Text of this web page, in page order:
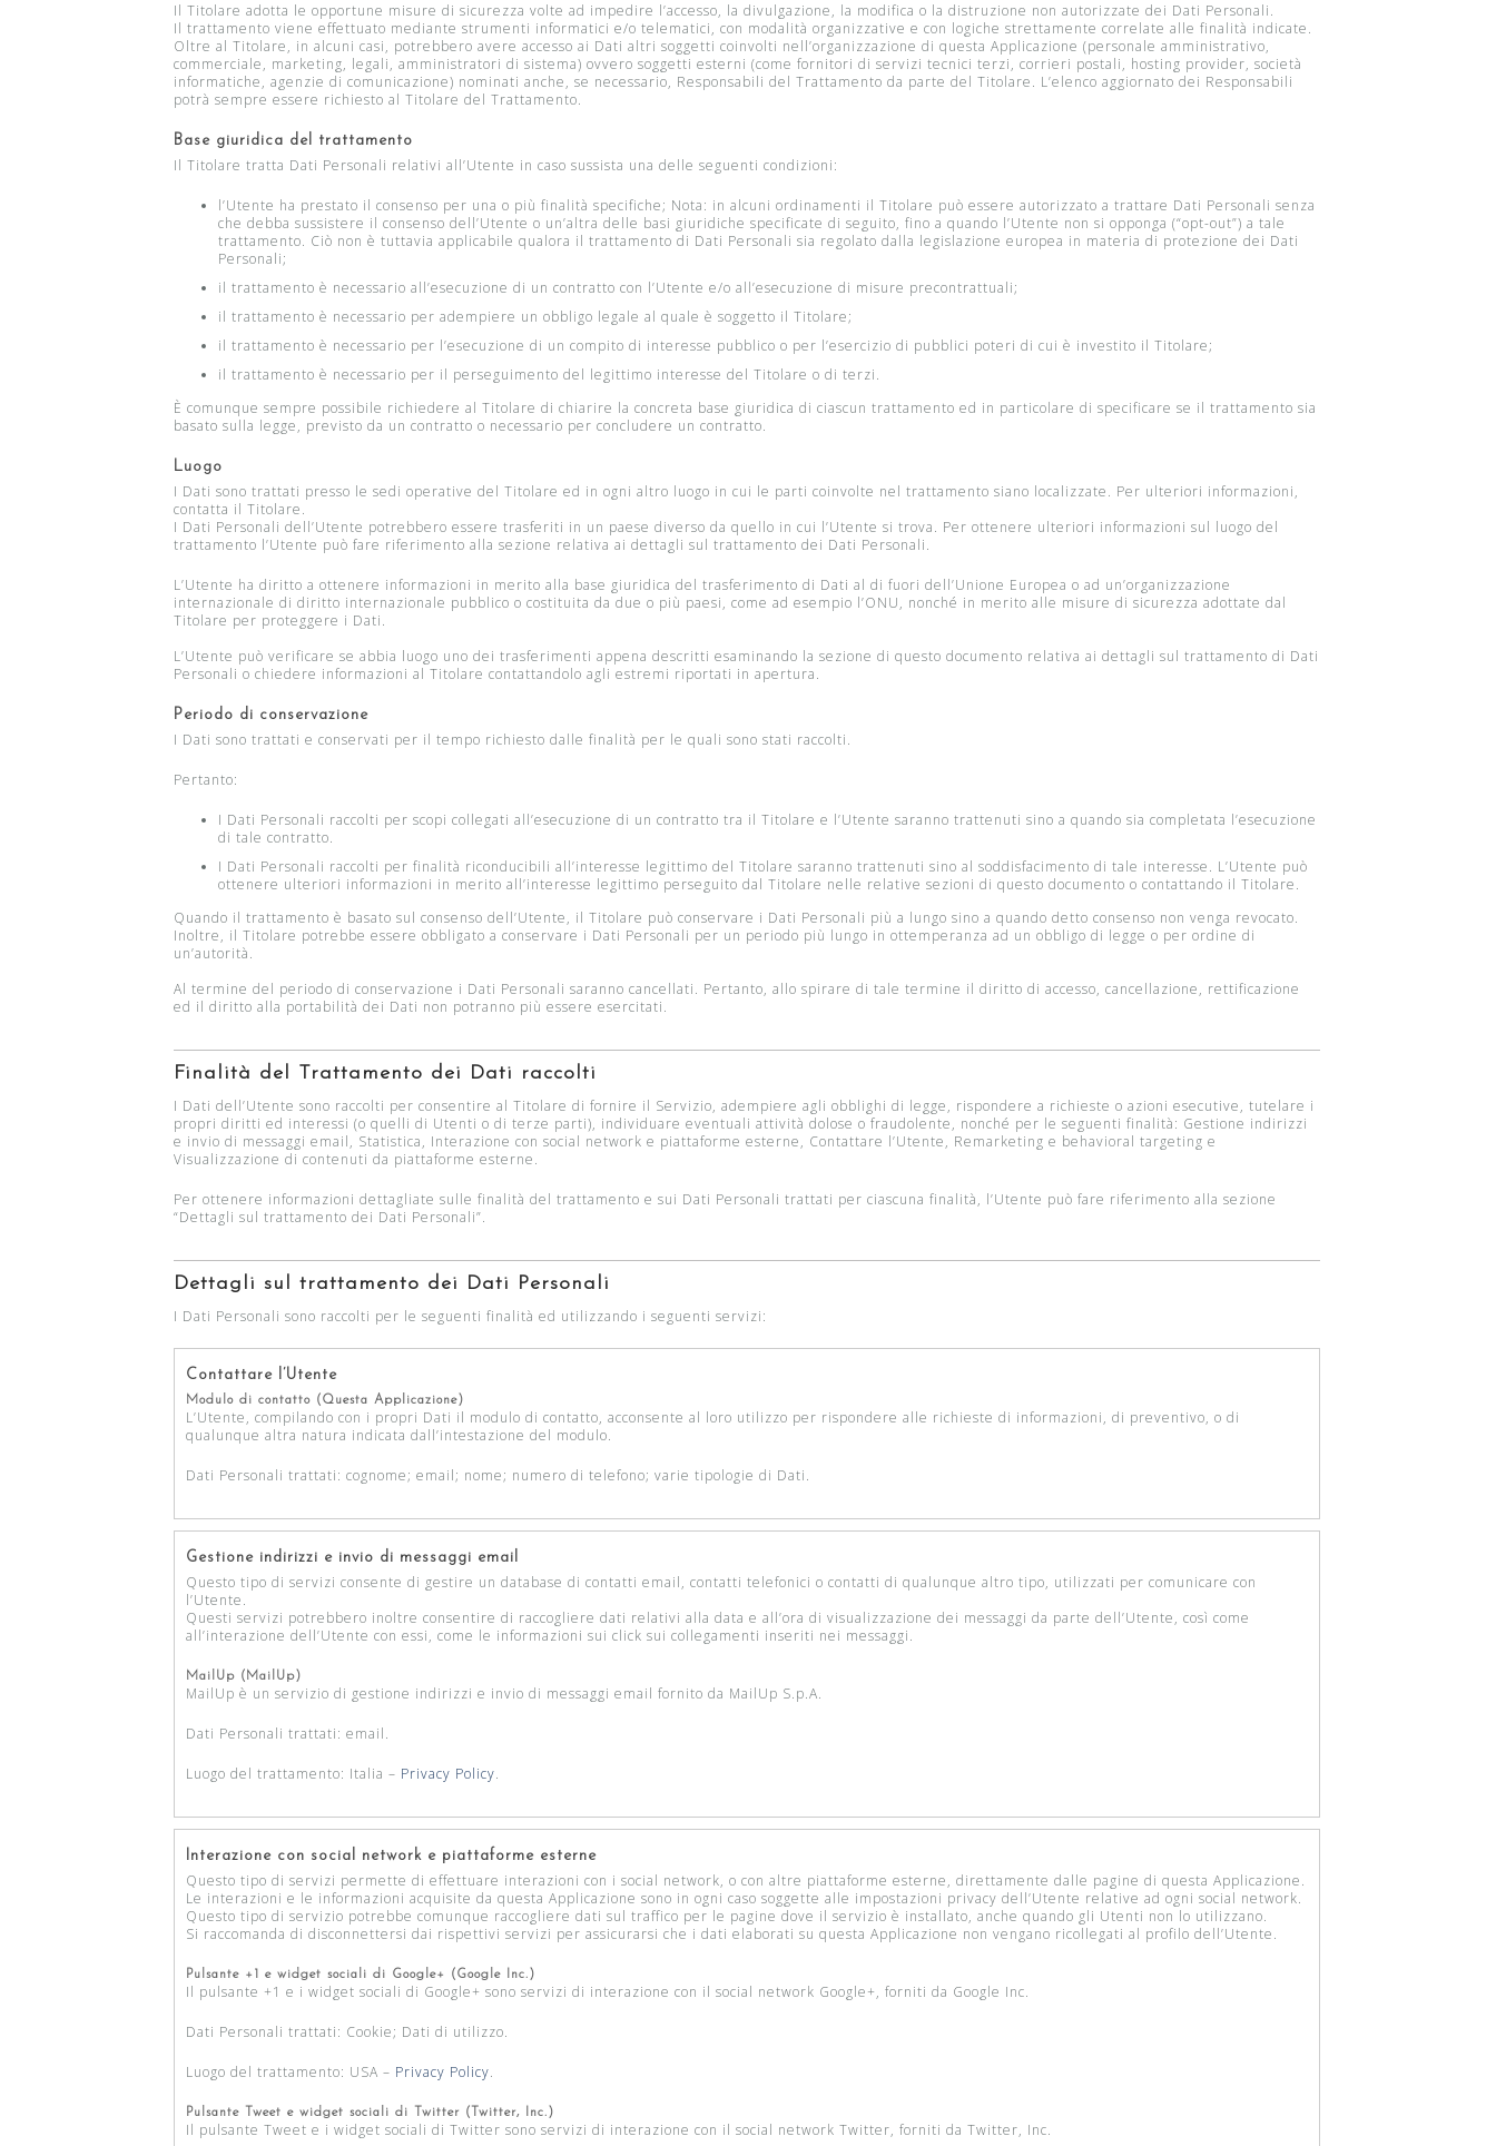
Il Titolare adotta le opportune misure di sicurezza volte ad impedire l’accesso, la divulgazione, la modifica o la distruzione non autorizzate dei Dati Personali.
Il trattamento viene effettuato mediante strumenti informatici e/o telematici, con modalità organizzative e con logiche strettamente correlate alle finalità indicate.
Oltre al Titolare, in alcuni casi, potrebbero avere accesso ai Dati altri soggetti coinvolti nell’organizzazione di questa Applicazione (personale amministrativo,
commerciale, marketing, legali, amministratori di sistema) ovvero soggetti esterni (come fornitori di servizi tecnici terzi, corrieri postali, hosting provider, società
informatiche, agenzie di comunicazione) nominati anche, se necessario, Responsabili del Trattamento da parte del Titolare. L’elenco aggiornato dei Responsabili
potrà sempre essere richiesto al Titolare del Trattamento.
Base giuridica del trattamento
Il Titolare tratta Dati Personali relativi all’Utente in caso sussista una delle seguenti condizioni:
l’Utente ha prestato il consenso per una o più finalità specifiche; Nota: in alcuni ordinamenti il Titolare può essere autorizzato a trattare Dati Personali senza
che debba sussistere il consenso dell’Utente o un’altra delle basi giuridiche specificate di seguito, fino a quando l’Utente non si opponga (“opt-out”) a tale
trattamento. Ciò non è tuttavia applicabile qualora il trattamento di Dati Personali sia regolato dalla legislazione europea in materia di protezione dei Dati
Personali;
il trattamento è necessario all’esecuzione di un contratto con l’Utente e/o all’esecuzione di misure precontrattuali;
il trattamento è necessario per adempiere un obbligo legale al quale è soggetto il Titolare;
il trattamento è necessario per l’esecuzione di un compito di interesse pubblico o per l’esercizio di pubblici poteri di cui è investito il Titolare;
il trattamento è necessario per il perseguimento del legittimo interesse del Titolare o di terzi.
È comunque sempre possibile richiedere al Titolare di chiarire la concreta base giuridica di ciascun trattamento ed in particolare di specificare se il trattamento sia
basato sulla legge, previsto da un contratto o necessario per concludere un contratto.
Luogo
I Dati sono trattati presso le sedi operative del Titolare ed in ogni altro luogo in cui le parti coinvolte nel trattamento siano localizzate. Per ulteriori informazioni,
contatta il Titolare.
I Dati Personali dell’Utente potrebbero essere trasferiti in un paese diverso da quello in cui l’Utente si trova. Per ottenere ulteriori informazioni sul luogo del
trattamento l’Utente può fare riferimento alla sezione relativa ai dettagli sul trattamento dei Dati Personali.
L’Utente ha diritto a ottenere informazioni in merito alla base giuridica del trasferimento di Dati al di fuori dell’Unione Europea o ad un’organizzazione
internazionale di diritto internazionale pubblico o costituita da due o più paesi, come ad esempio l’ONU, nonché in merito alle misure di sicurezza adottate dal
Titolare per proteggere i Dati.
L’Utente può verificare se abbia luogo uno dei trasferimenti appena descritti esaminando la sezione di questo documento relativa ai dettagli sul trattamento di Dati
Personali o chiedere informazioni al Titolare contattandolo agli estremi riportati in apertura.
Periodo di conservazione
I Dati sono trattati e conservati per il tempo richiesto dalle finalità per le quali sono stati raccolti.
Pertanto:
I Dati Personali raccolti per scopi collegati all’esecuzione di un contratto tra il Titolare e l’Utente saranno trattenuti sino a quando sia completata l’esecuzione
di tale contratto.
I Dati Personali raccolti per finalità riconducibili all’interesse legittimo del Titolare saranno trattenuti sino al soddisfacimento di tale interesse. L’Utente può
ottenere ulteriori informazioni in merito all’interesse legittimo perseguito dal Titolare nelle relative sezioni di questo documento o contattando il Titolare.
Quando il trattamento è basato sul consenso dell’Utente, il Titolare può conservare i Dati Personali più a lungo sino a quando detto consenso non venga revocato.
Inoltre, il Titolare potrebbe essere obbligato a conservare i Dati Personali per un periodo più lungo in ottemperanza ad un obbligo di legge o per ordine di
un’autorità.
Al termine del periodo di conservazione i Dati Personali saranno cancellati. Pertanto, allo spirare di tale termine il diritto di accesso, cancellazione, rettificazione
ed il diritto alla portabilità dei Dati non potranno più essere esercitati.
Finalità del Trattamento dei Dati raccolti
I Dati dell’Utente sono raccolti per consentire al Titolare di fornire il Servizio, adempiere agli obblighi di legge, rispondere a richieste o azioni esecutive, tutelare i
propri diritti ed interessi (o quelli di Utenti o di terze parti), individuare eventuali attività dolose o fraudolente, nonché per le seguenti finalità: Gestione indirizzi
e invio di messaggi email, Statistica, Interazione con social network e piattaforme esterne, Contattare l’Utente, Remarketing e behavioral targeting e
Visualizzazione di contenuti da piattaforme esterne.
Per ottenere informazioni dettagliate sulle finalità del trattamento e sui Dati Personali trattati per ciascuna finalità, l’Utente può fare riferimento alla sezione
“Dettagli sul trattamento dei Dati Personali”.
Dettagli sul trattamento dei Dati Personali
I Dati Personali sono raccolti per le seguenti finalità ed utilizzando i seguenti servizi:
Contattare l’Utente
Modulo di contatto (Questa Applicazione)
L’Utente, compilando con i propri Dati il modulo di contatto, acconsente al loro utilizzo per rispondere alle richieste di informazioni, di preventivo, o di
qualunque altra natura indicata dall’intestazione del modulo.
Dati Personali trattati: cognome; email; nome; numero di telefono; varie tipologie di Dati.
Gestione indirizzi e invio di messaggi email
Questo tipo di servizi consente di gestire un database di contatti email, contatti telefonici o contatti di qualunque altro tipo, utilizzati per comunicare con
l’Utente.
Questi servizi potrebbero inoltre consentire di raccogliere dati relativi alla data e all’ora di visualizzazione dei messaggi da parte dell’Utente, così come
all’interazione dell’Utente con essi, come le informazioni sui click sui collegamenti inseriti nei messaggi.
MailUp (MailUp)
MailUp è un servizio di gestione indirizzi e invio di messaggi email fornito da MailUp S.p.A.
Dati Personali trattati: email.
Luogo del trattamento: Italia – Privacy Policy.
Interazione con social network e piattaforme esterne
Questo tipo di servizi permette di effettuare interazioni con i social network, o con altre piattaforme esterne, direttamente dalle pagine di questa Applicazione.
Le interazioni e le informazioni acquisite da questa Applicazione sono in ogni caso soggette alle impostazioni privacy dell’Utente relative ad ogni social network.
Questo tipo di servizio potrebbe comunque raccogliere dati sul traffico per le pagine dove il servizio è installato, anche quando gli Utenti non lo utilizzano.
Si raccomanda di disconnettersi dai rispettivi servizi per assicurarsi che i dati elaborati su questa Applicazione non vengano ricollegati al profilo dell’Utente.
Pulsante +1 e widget sociali di Google+ (Google Inc.)
Il pulsante +1 e i widget sociali di Google+ sono servizi di interazione con il social network Google+, forniti da Google Inc.
Dati Personali trattati: Cookie; Dati di utilizzo.
Luogo del trattamento: USA – Privacy Policy.
Pulsante Tweet e widget sociali di Twitter (Twitter, Inc.)
Il pulsante Tweet e i widget sociali di Twitter sono servizi di interazione con il social network Twitter, forniti da Twitter, Inc.